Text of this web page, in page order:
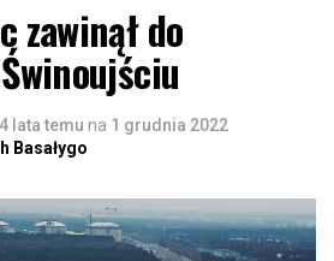
zawinął do
4 lata temu na 1 grudnia 2022
Basałygo